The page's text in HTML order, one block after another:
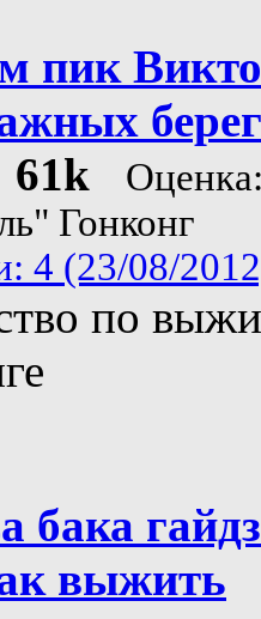
пик
61k
Гонконг
4 (23/08/
по
бака
выжить